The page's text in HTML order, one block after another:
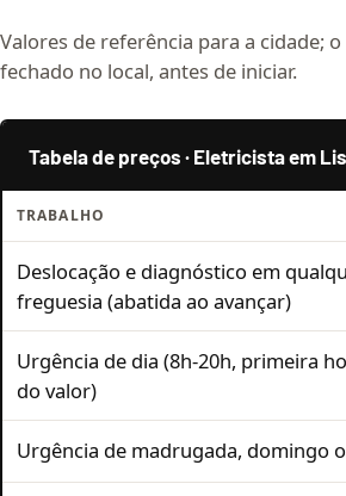
Valores de referência para a cidade;
fechado no local, antes de iniciar.
Tabela de preços · Eletricista em
TRABALHO
Deslocação e diagnóstico em
freguesia (abatida ao avançar)
Urgência de dia (8h-20h, primeira
do valor)
Urgência de madrugada, domingo